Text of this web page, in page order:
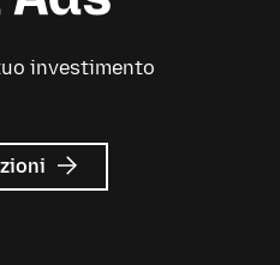
investimento
su
Mozilla